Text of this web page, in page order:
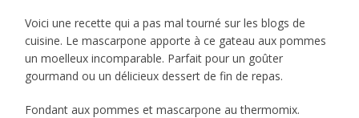
Voici une recette qui a pas mal tourné sur les blogs de
cuisine. Le mascarpone apporte à ce gateau aux pommes
un moelleux incomparable. Parfait pour un goûter
gourmand ou un délicieux dessert de fin de repas.
Fondant aux pommes et mascarpone au thermomix.